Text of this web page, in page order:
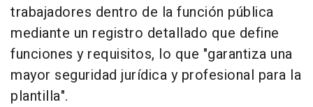
trabajadores dentro de la función pública
mediante un registro detallado que define
funciones y requisitos, lo que "garantiza una
mayor seguridad jurídica y profesional para la
plantilla".